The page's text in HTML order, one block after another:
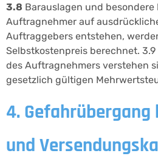
3.8 Barauslagen und besondere
Auftragnehmer auf
Auftraggebers entstehen,
Selbstkostenpreis berechnet.
des Auftragnehmers verstehen
gesetzlich gültigen
4.
und